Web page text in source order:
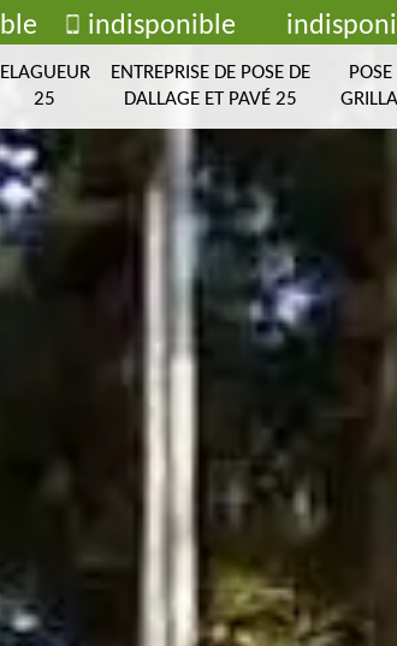
indisponible
ELAGUEUR
25
ENTREPRISE DE POSE DE
DALLAGE ET PAVÉ 25